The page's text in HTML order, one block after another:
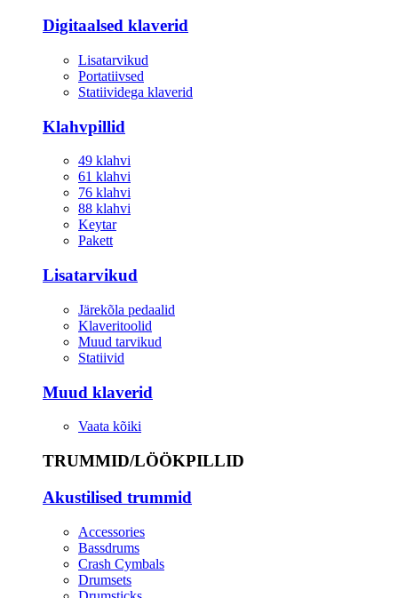
Digitaalsed klaverid
Lisatarvikud
Portatiivsed
Statiividega klaverid
Klahvpillid
49 klahvi
61 klahvi
76 klahvi
88 klahvi
Keytar
Pakett
Lisatarvikud
Järekõla pedaalid
Klaveritoolid
Muud tarvikud
Statiivid
Muud klaverid
Vaata kõiki
TRUMMID/LÖÖKPILLID
Akustilised trummid
Accessories
Bassdrums
Crash Cymbals
Drumsets